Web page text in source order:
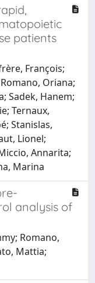
patients
François;
Oriana;
Sadek, Hanem;
Ternaux,
Stanislas,
Lionel;
Annarita;
Marina
analysis of
Romano,
Mattia;